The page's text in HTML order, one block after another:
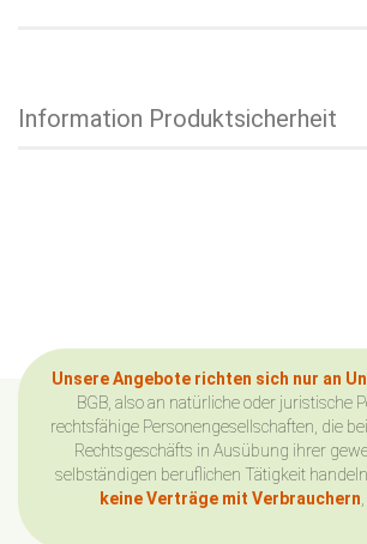
Information Produktsicherheit
Unsere Angebote richten sich nur an
BGB, also an natürliche oder juristische
rechtsfähige Personengesellschaften, die
Rechtsgeschäfts in Ausübung ihrer
selbständigen beruflichen Tätigkeit handeln.
keine Verträge mit Verbrauchern